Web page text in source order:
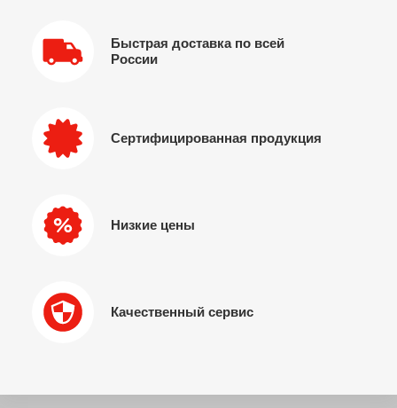
Быстрая доставка по всей
России
Сертифицированная продукция
Низкие цены
Качественный сервис